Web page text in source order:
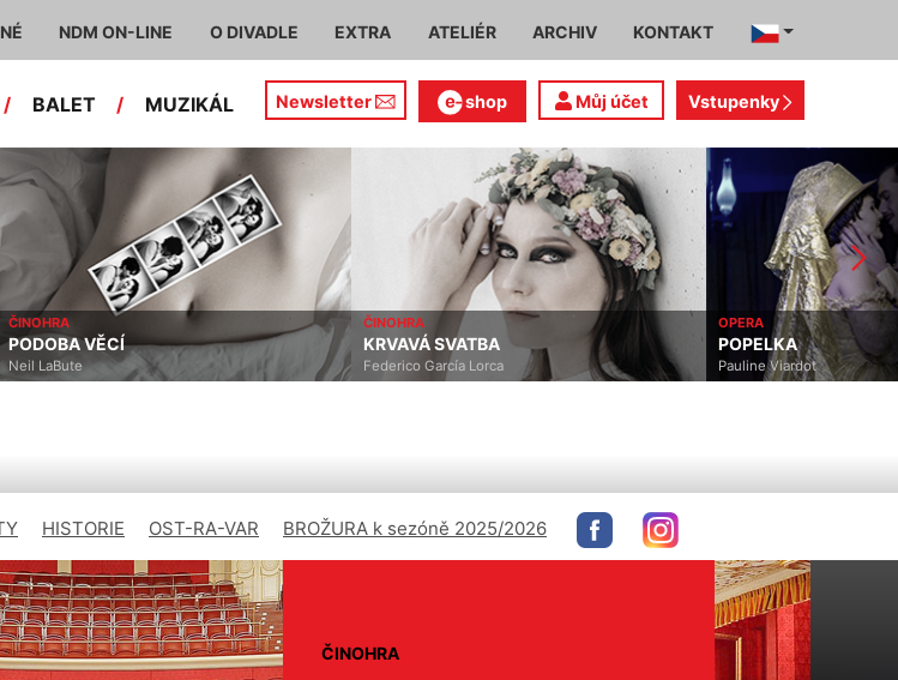
NDM ON-LINE O DIVADLE EXTRA ATELIÉR ARCHIV KONTAKT
/ BALET / MUZIKÁL Newsletter shop Můj účet Vstupenky
ČINOHRA
PODOBA VĚCÍ
Neil LaBute
ČINOHRA
KRVAVÁ SVATBA
Federico García Lorca
OPERA
POPELKA
Pauline Viardot
HISTORIE OST-RA-VAR BROŽURA k sezóně 2025/2026
ČINOHRA